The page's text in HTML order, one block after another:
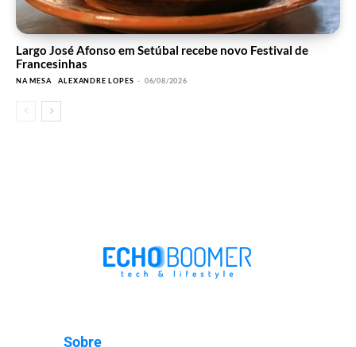
Largo José Afonso em Setúbal recebe novo Festival de
Francesinhas
NA MESA ALEXANDRE LOPES - 06/08/2026
Sobre